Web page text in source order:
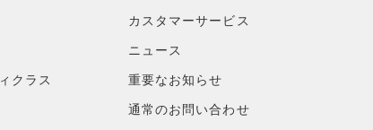
クラス
カスタマーサービス
ニュース
重要なお知らせ
通常のお問い合わせ